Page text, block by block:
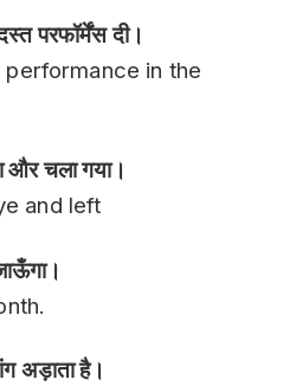
परफॉर्मेंस दी।
in the
और चला गया।
and left
अड़ाता है।